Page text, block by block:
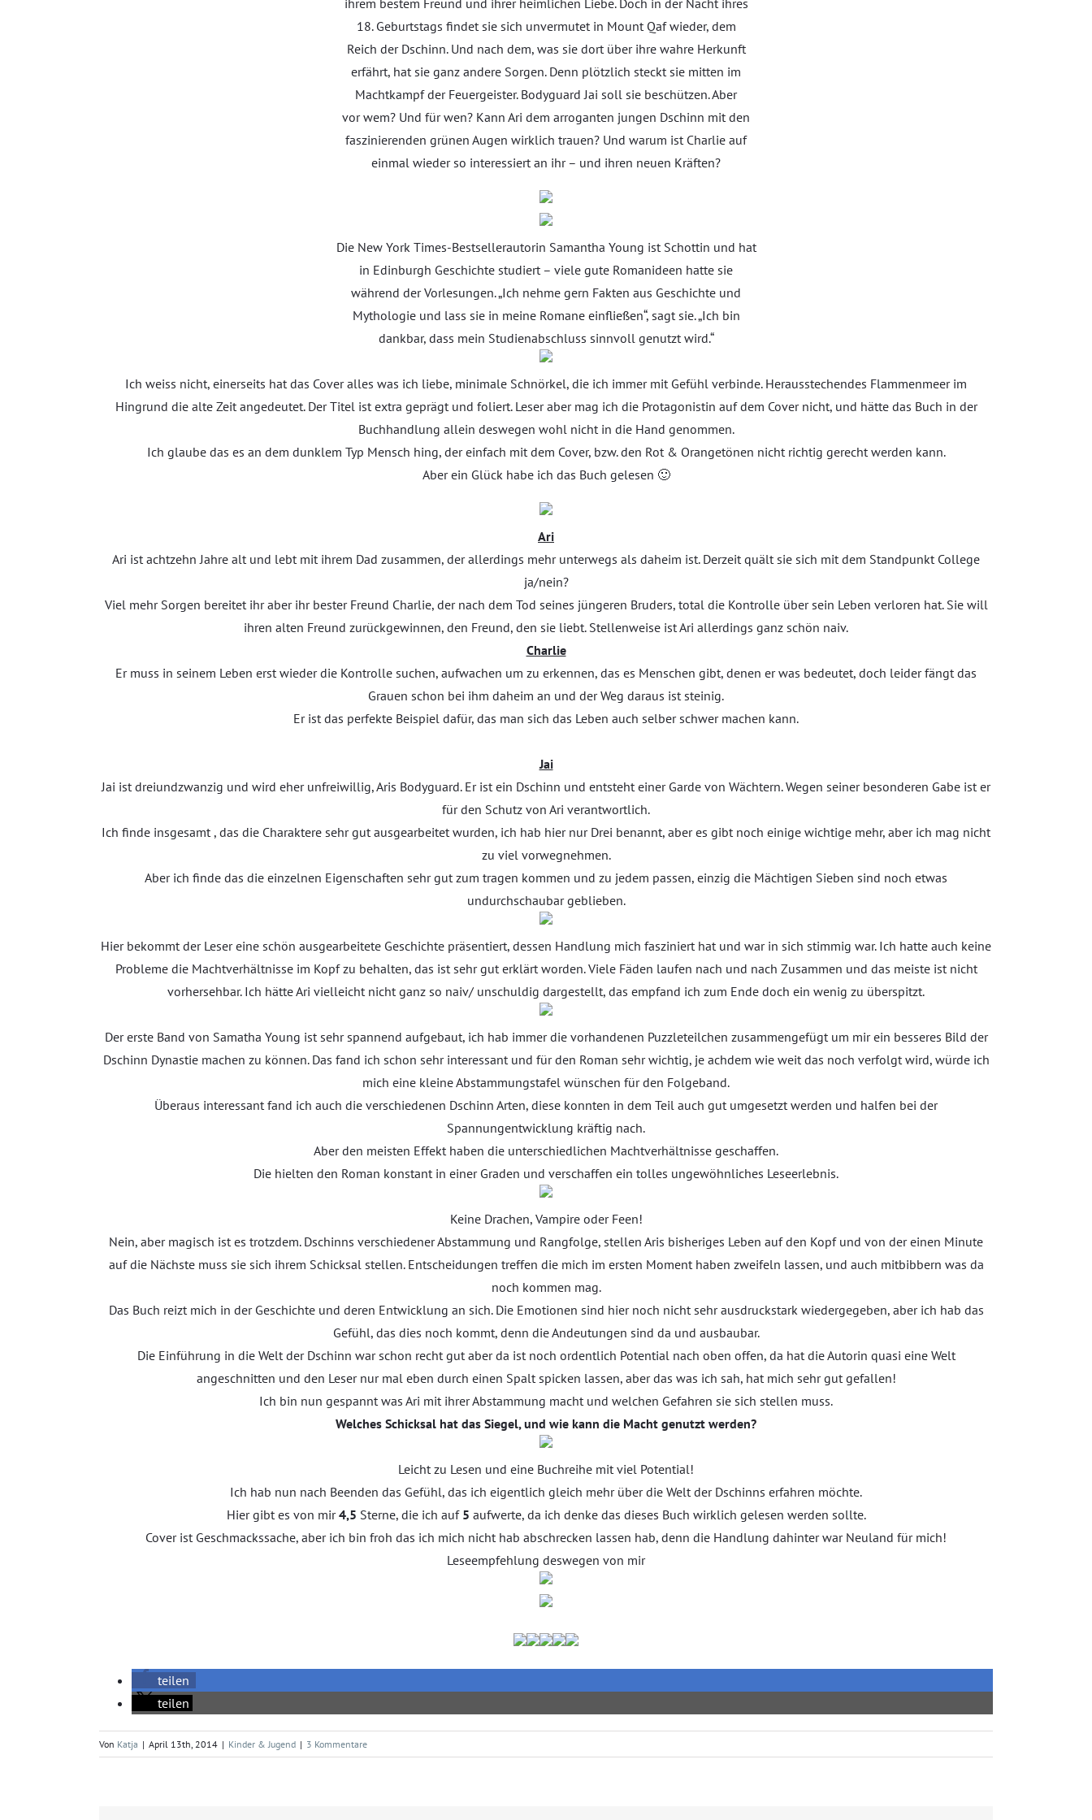
ihrem bestem Freund und ihrer heimlichen Liebe. Doch in der Nacht ihres
18. Geburtstags findet sie sich unvermutet in Mount Qaf wieder, dem
Reich der Dschinn. Und nach dem, was sie dort über ihre wahre Herkunft
erfährt, hat sie ganz andere Sorgen. Denn plötzlich steckt sie mitten im
Machtkampf der Feuergeister. Bodyguard Jai soll sie beschützen. Aber
vor wem? Und für wen? Kann Ari dem arroganten jungen Dschinn mit den
faszinierenden grünen Augen wirklich trauen? Und warum ist Charlie auf
einmal wieder so interessiert an ihr – und ihren neuen Kräften?
Die New York Times-Bestsellerautorin Samantha Young ist Schottin und hat
in Edinburgh Geschichte studiert – viele gute Romanideen hatte sie
während der Vorlesungen. „Ich nehme gern Fakten aus Geschichte und
Mythologie und lass sie in meine Romane einfließen“, sagt sie. „Ich bin
dankbar, dass mein Studienabschluss sinnvoll genutzt wird.“
Ich weiss nicht, einerseits hat das Cover alles was ich liebe, minimale Schnörkel, die ich immer mit Gefühl verbinde. Herausstechendes Flammenmeer im
Hingrund die alte Zeit angedeutet. Der Titel ist extra geprägt und foliert. Leser aber mag ich die Protagonistin auf dem Cover nicht, und hätte das Buch in der
Buchhandlung allein deswegen wohl nicht in die Hand genommen.
Ich glaube das es an dem dunklem Typ Mensch hing, der einfach mit dem Cover, bzw. den Rot & Orangetönen nicht richtig gerecht werden kann.
Aber ein Glück habe ich das Buch gelesen 🙂
Ari
Ari ist achtzehn Jahre alt und lebt mit ihrem Dad zusammen, der allerdings mehr unterwegs als daheim ist. Derzeit quält sie sich mit dem Standpunkt College
ja/nein?
Viel mehr Sorgen bereitet ihr aber ihr bester Freund Charlie, der nach dem Tod seines jüngeren Bruders, total die Kontrolle über sein Leben verloren hat. Sie will
ihren alten Freund zurückgewinnen, den Freund, den sie liebt. Stellenweise ist Ari allerdings ganz schön naiv.
Charlie
Er muss in seinem Leben erst wieder die Kontrolle suchen, aufwachen um zu erkennen, das es Menschen gibt, denen er was bedeutet, doch leider fängt das
Grauen schon bei ihm daheim an und der Weg daraus ist steinig.
Er ist das perfekte Beispiel dafür, das man sich das Leben auch selber schwer machen kann.
Jai
Jai ist dreiundzwanzig und wird eher unfreiwillig, Aris Bodyguard. Er ist ein Dschinn und entsteht einer Garde von Wächtern. Wegen seiner besonderen Gabe ist er
für den Schutz von Ari verantwortlich.
Ich finde insgesamt , das die Charaktere sehr gut ausgearbeitet wurden, ich hab hier nur Drei benannt, aber es gibt noch einige wichtige mehr, aber ich mag nicht
zu viel vorwegnehmen.
Aber ich finde das die einzelnen Eigenschaften sehr gut zum tragen kommen und zu jedem passen, einzig die Mächtigen Sieben sind noch etwas
undurchschaubar geblieben.
Hier bekommt der Leser eine schön ausgearbeitete Geschichte präsentiert, dessen Handlung mich fasziniert hat und war in sich stimmig war. Ich hatte auch keine
Probleme die Machtverhältnisse im Kopf zu behalten, das ist sehr gut erklärt worden. Viele Fäden laufen nach und nach Zusammen und das meiste ist nicht
vorhersehbar. Ich hätte Ari vielleicht nicht ganz so naiv/ unschuldig dargestellt, das empfand ich zum Ende doch ein wenig zu überspitzt.
Der erste Band von Samatha Young ist sehr spannend aufgebaut, ich hab immer die vorhandenen Puzzleteilchen zusammengefügt um mir ein besseres Bild der
Dschinn Dynastie machen zu können. Das fand ich schon sehr interessant und für den Roman sehr wichtig, je achdem wie weit das noch verfolgt wird, würde ich
mich eine kleine Abstammungstafel wünschen für den Folgeband.
Überaus interessant fand ich auch die verschiedenen Dschinn Arten, diese konnten in dem Teil auch gut umgesetzt werden und halfen bei der
Spannungentwicklung kräftig nach.
Aber den meisten Effekt haben die unterschiedlichen Machtverhältnisse geschaffen.
Die hielten den Roman konstant in einer Graden und verschaffen ein tolles ungewöhnliches Leseerlebnis.
Keine Drachen, Vampire oder Feen!
Nein, aber magisch ist es trotzdem. Dschinns verschiedener Abstammung und Rangfolge, stellen Aris bisheriges Leben auf den Kopf und von der einen Minute
auf die Nächste muss sie sich ihrem Schicksal stellen. Entscheidungen treffen die mich im ersten Moment haben zweifeln lassen, und auch mitbibbern was da
noch kommen mag.
Das Buch reizt mich in der Geschichte und deren Entwicklung an sich. Die Emotionen sind hier noch nicht sehr ausdruckstark wiedergegeben, aber ich hab das
Gefühl, das dies noch kommt, denn die Andeutungen sind da und ausbaubar.
Die Einführung in die Welt der Dschinn war schon recht gut aber da ist noch ordentlich Potential nach oben offen, da hat die Autorin quasi eine Welt
angeschnitten und den Leser nur mal eben durch einen Spalt spicken lassen, aber das was ich sah, hat mich sehr gut gefallen!
Ich bin nun gespannt was Ari mit ihrer Abstammung macht und welchen Gefahren sie sich stellen muss.
Welches Schicksal hat das Siegel, und wie kann die Macht genutzt werden?
Leicht zu Lesen und eine Buchreihe mit viel Potential!
Ich hab nun nach Beenden das Gefühl, das ich eigentlich gleich mehr über die Welt der Dschinns erfahren möchte.
Hier gibt es von mir4,5 Sterne, die ich auf 5 aufwerte, da ich denke das dieses Buch wirklich gelesen werden sollte.
Cover ist Geschmackssache, aber ich bin froh das ich mich nicht hab abschrecken lassen hab, denn die Handlung dahinter war Neuland für mich!
Leseempfehlung deswegen von mir
teilen
teilen
Von Katja | April 13th, 2014 | Kinder & Jugend | 3 Kommentare